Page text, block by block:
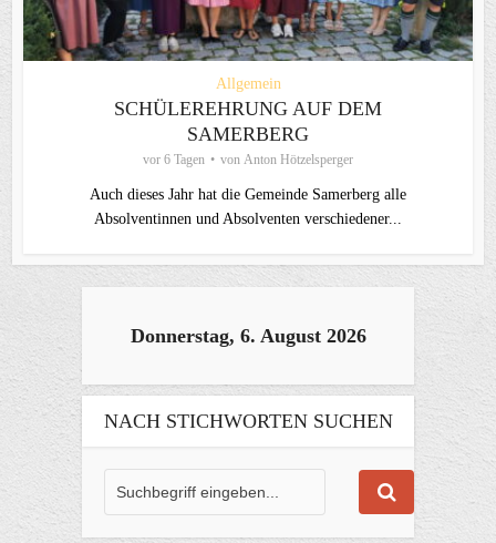
Allgemein
SCHÜLEREHRUNG AUF DEM
SAMERBERG
vor 6 Tagen von Anton Hötzelsperger
Auch dieses Jahr hat die Gemeinde Samerberg alle
Absolventinnen und Absolventen verschiedener...
Donnerstag, 6. August 2026
NACH STICHWORTEN SUCHEN